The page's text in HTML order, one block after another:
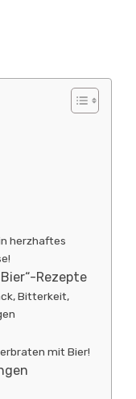
herzhaftes
Rezepte
Bitterkeit,
mit Bier!